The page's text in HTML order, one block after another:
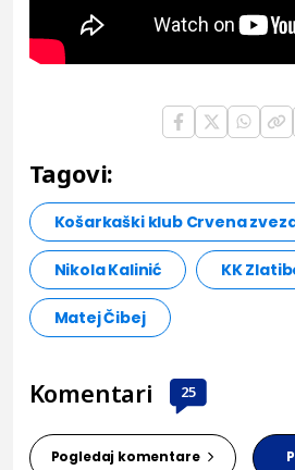
Tagovi:
Košarkaški klub Crvena
Nikola Kalinić KK
Matej Čibej
Komentari 25
Pogledaj komentare